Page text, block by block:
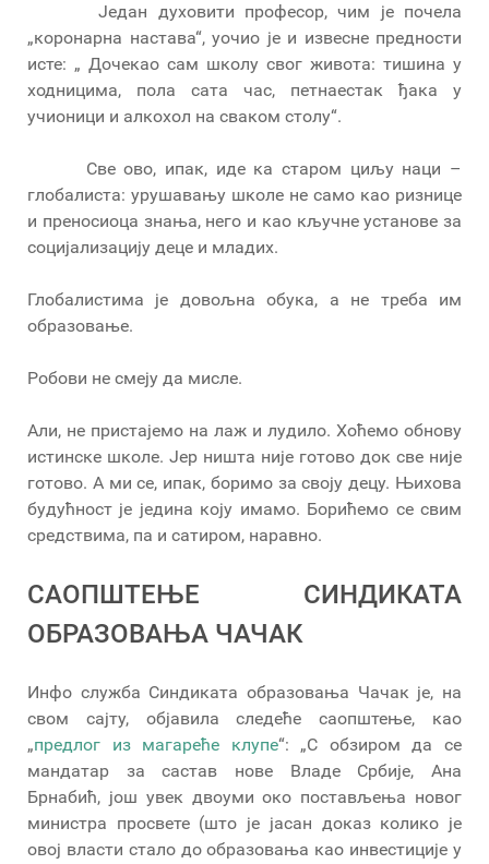
Један духовити професор, чим је почела
„коронарна настава“, уочио је и извесне предности
исте: „ Дочекао сам школу свог живота: тишина у
ходницима, пола сата час, петнаестак ђака у
учионици и алкохол на сваком столу“.
Све ово, ипак, иде ка старом циљу наци –
глобалиста: урушавању школе не само као ризнице
и преносиоца знања, него и као кључне установе за
социјализацију деце и младих.
Глобалистима је довољна обука, а не треба им
образовање.
Робови не смеју да мисле.
Али, не пристајемо на лаж и лудило. Хоћемо обнову
истинске школе. Јер ништа није готово док све није
готово. А ми се, ипак, боримо за своју децу. Њихова
будућност је једина коју имамо. Борићемо се свим
средствима, па и сатиром, наравно.
САОПШТЕЊЕ СИНДИКАТА
ОБРАЗОВАЊА ЧАЧАК
Инфо служба Синдиката образовања Чачак је, на
свом сајту, објавила следеће саопштење, као
„предлог из магареће клупе“: „С обзиром да се
мандатар за састав нове Владе Србије, Ана
Брнабић, још увек двоуми око постављења новог
министра просвете (што је јасан доказ колико је
овој власти стало до образовања као инвестиције у